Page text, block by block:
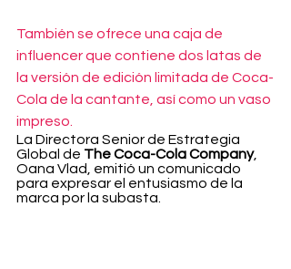
También se ofrece una caja de
influencer que contiene dos latas de
la versión de edición limitada de Coca-
Cola de la cantante, así como un vaso
impreso.
La Directora Senior de Estrategia
Global de The Coca-Cola Company,
Oana Vlad, emitió un comunicado
para expresar el entusiasmo de la
marca por la subasta.